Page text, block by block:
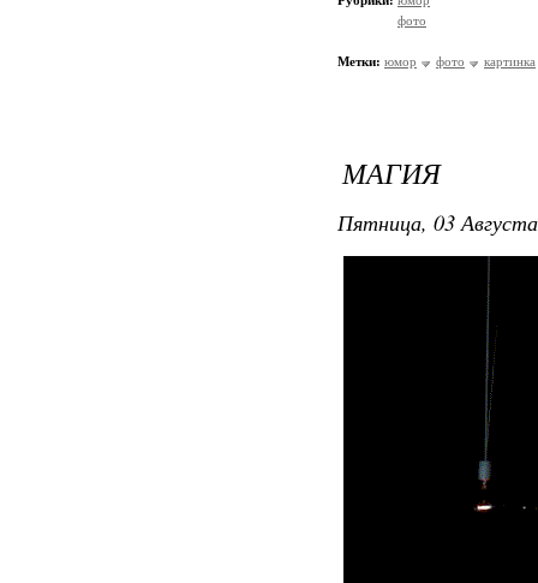
фото
Метки: юмор фото картинка
МАГИЯ
Пятница, 03